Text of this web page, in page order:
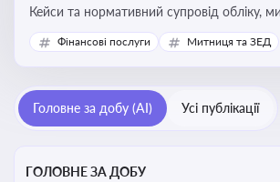
Кейси та нормативний супровід обліку,
оформлення, контролю та утилізації
благодійної допомоги
Фінансові послуги Митниця та ЗЕД
Головне за добу (AI) Усі публікації
ГОЛОВНЕ ЗА ДОБУ